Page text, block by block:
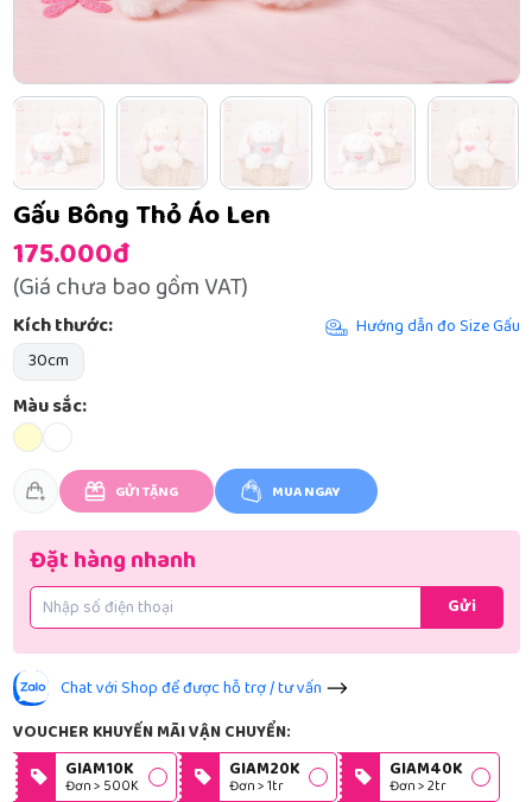
Gấu Bông Thỏ Áo Len
175.000đ
(Giá chưa bao gồm VAT)
Kích thước:
Hướng dẫn đo Size Gấu
30cm
Màu sắc:
GỬI TẶNG MUA NGAY
Đặt hàng nhanh
Gửi
Chat với Shop để được hỗ trợ / tư vấn
VOUCHER KHUYẾN MÃI VẬN CHUYỂN:
GIAM10K
Đơn > 500K
GIAM20K
Đơn > 1tr
GIAM40K
Đơn > 2tr